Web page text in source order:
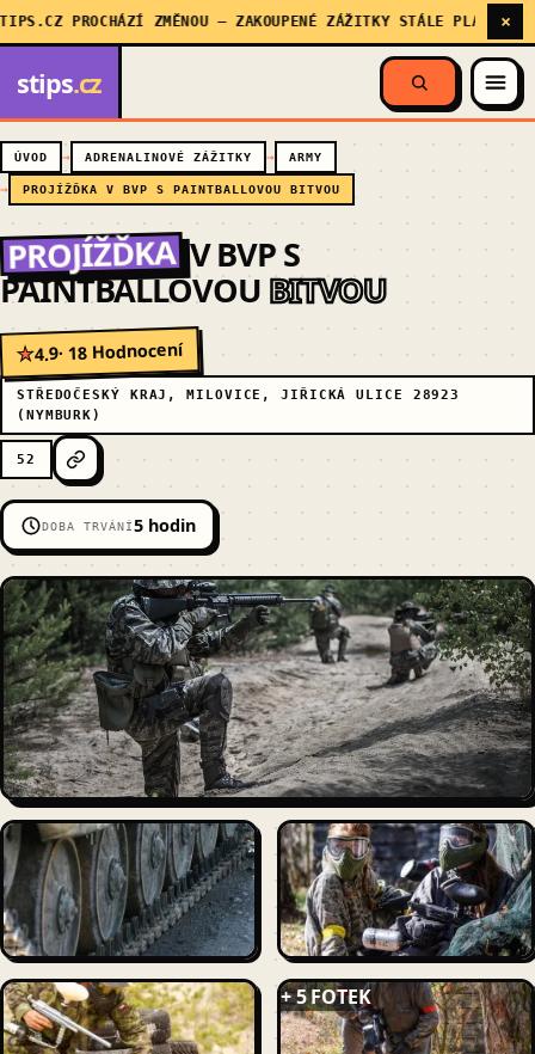
PROCHÁZÍ ZMĚNOU — ZAKOUPENÉ ZÁŽITKY STÁLE PLATÍ, MY×
stips.cz
ÚVOD ADRENALINOVÉ ZÁŽITKY ARMY
PROJÍŽĎKA V BVP S PAINTBALLOVOU BITVOU
PROJÍŽĎKAV BVP S
PAINTBALLOVOU BITVOU
★4.9· 18 Hodnocení
STŘEDOČESKÝ KRAJ, MILOVICE, JIŘICKÁ ULICE 28923
(NYMBURK)
52
DOBA TRVÁNÍ5 hodin
+ 5 FOTEK